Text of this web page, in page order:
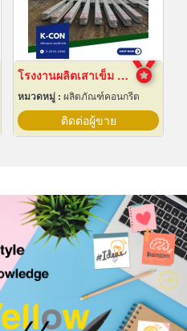
โรงงานผลิตเสาเข็ม สมุทรปราการ
หมวดหมู่ : ผลิตภัณฑ์คอนกรีต
ติดต่อผู้ขาย